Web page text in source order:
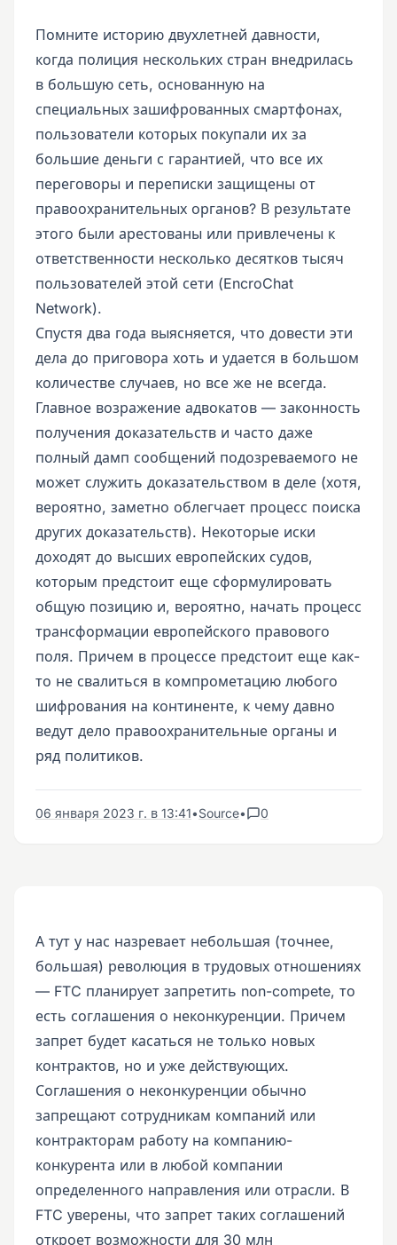
Помните историю двухлетней давности,
когда полиция нескольких стран внедрилась
в большую сеть, основанную на
специальных зашифрованных смартфонах,
пользователи которых покупали их за
большие деньги с гарантией, что все их
переговоры и переписки защищены от
правоохранительных органов? В результате
этого были арестованы или привлечены к
ответственности несколько десятков тысяч
пользователей этой сети (EncroChat
Network).
Спустя два года выясняется, что довести эти
дела до приговора хоть и удается в большом
количестве случаев, но все же не всегда.
Главное возражение адвокатов — законность
получения доказательств и часто даже
полный дамп сообщений подозреваемого не
может служить доказательством в деле (хотя,
вероятно, заметно облегчает процесс поиска
других доказательств). Некоторые иски
доходят до высших европейских судов,
которым предстоит еще сформулировать
общую позицию и, вероятно, начать процесс
трансформации европейского правового
поля. Причем в процессе предстоит еще как-
то не свалиться в компрометацию любого
шифрования на континенте, к чему давно
ведут дело правоохранительные органы и
ряд политиков.
06 января 2023 г. в 13:41•Source• 0
А тут у нас назревает небольшая (точнее,
большая) революция в трудовых отношениях
— FTC планирует запретить non-compete, то
есть соглашения о неконкуренции. Причем
запрет будет касаться не только новых
контрактов, но и уже действующих.
Соглашения о неконкуренции обычно
запрещают сотрудникам компаний или
контракторам работу на компанию-
конкурента или в любой компании
определенного направления или отрасли. В
FTC уверены, что запрет таких соглашений
откроет возможности для 30 млн